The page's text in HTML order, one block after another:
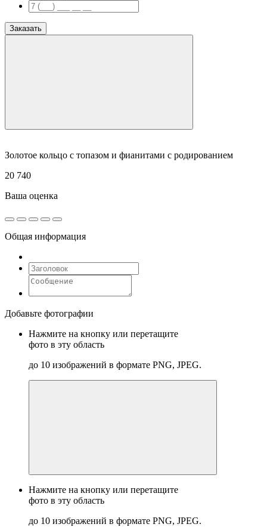
Заказать
Золотое кольцо с топазом и фианитами с родированием
20 740
Ваша оценка
Общая информация
Добавьте фотографии
Нажмите на кнопку или перетащите
фото в эту область
до 10 изображений в формате PNG, JPEG.
Нажмите на кнопку или перетащите
фото в эту область
до 10 изображений в формате PNG, JPEG.